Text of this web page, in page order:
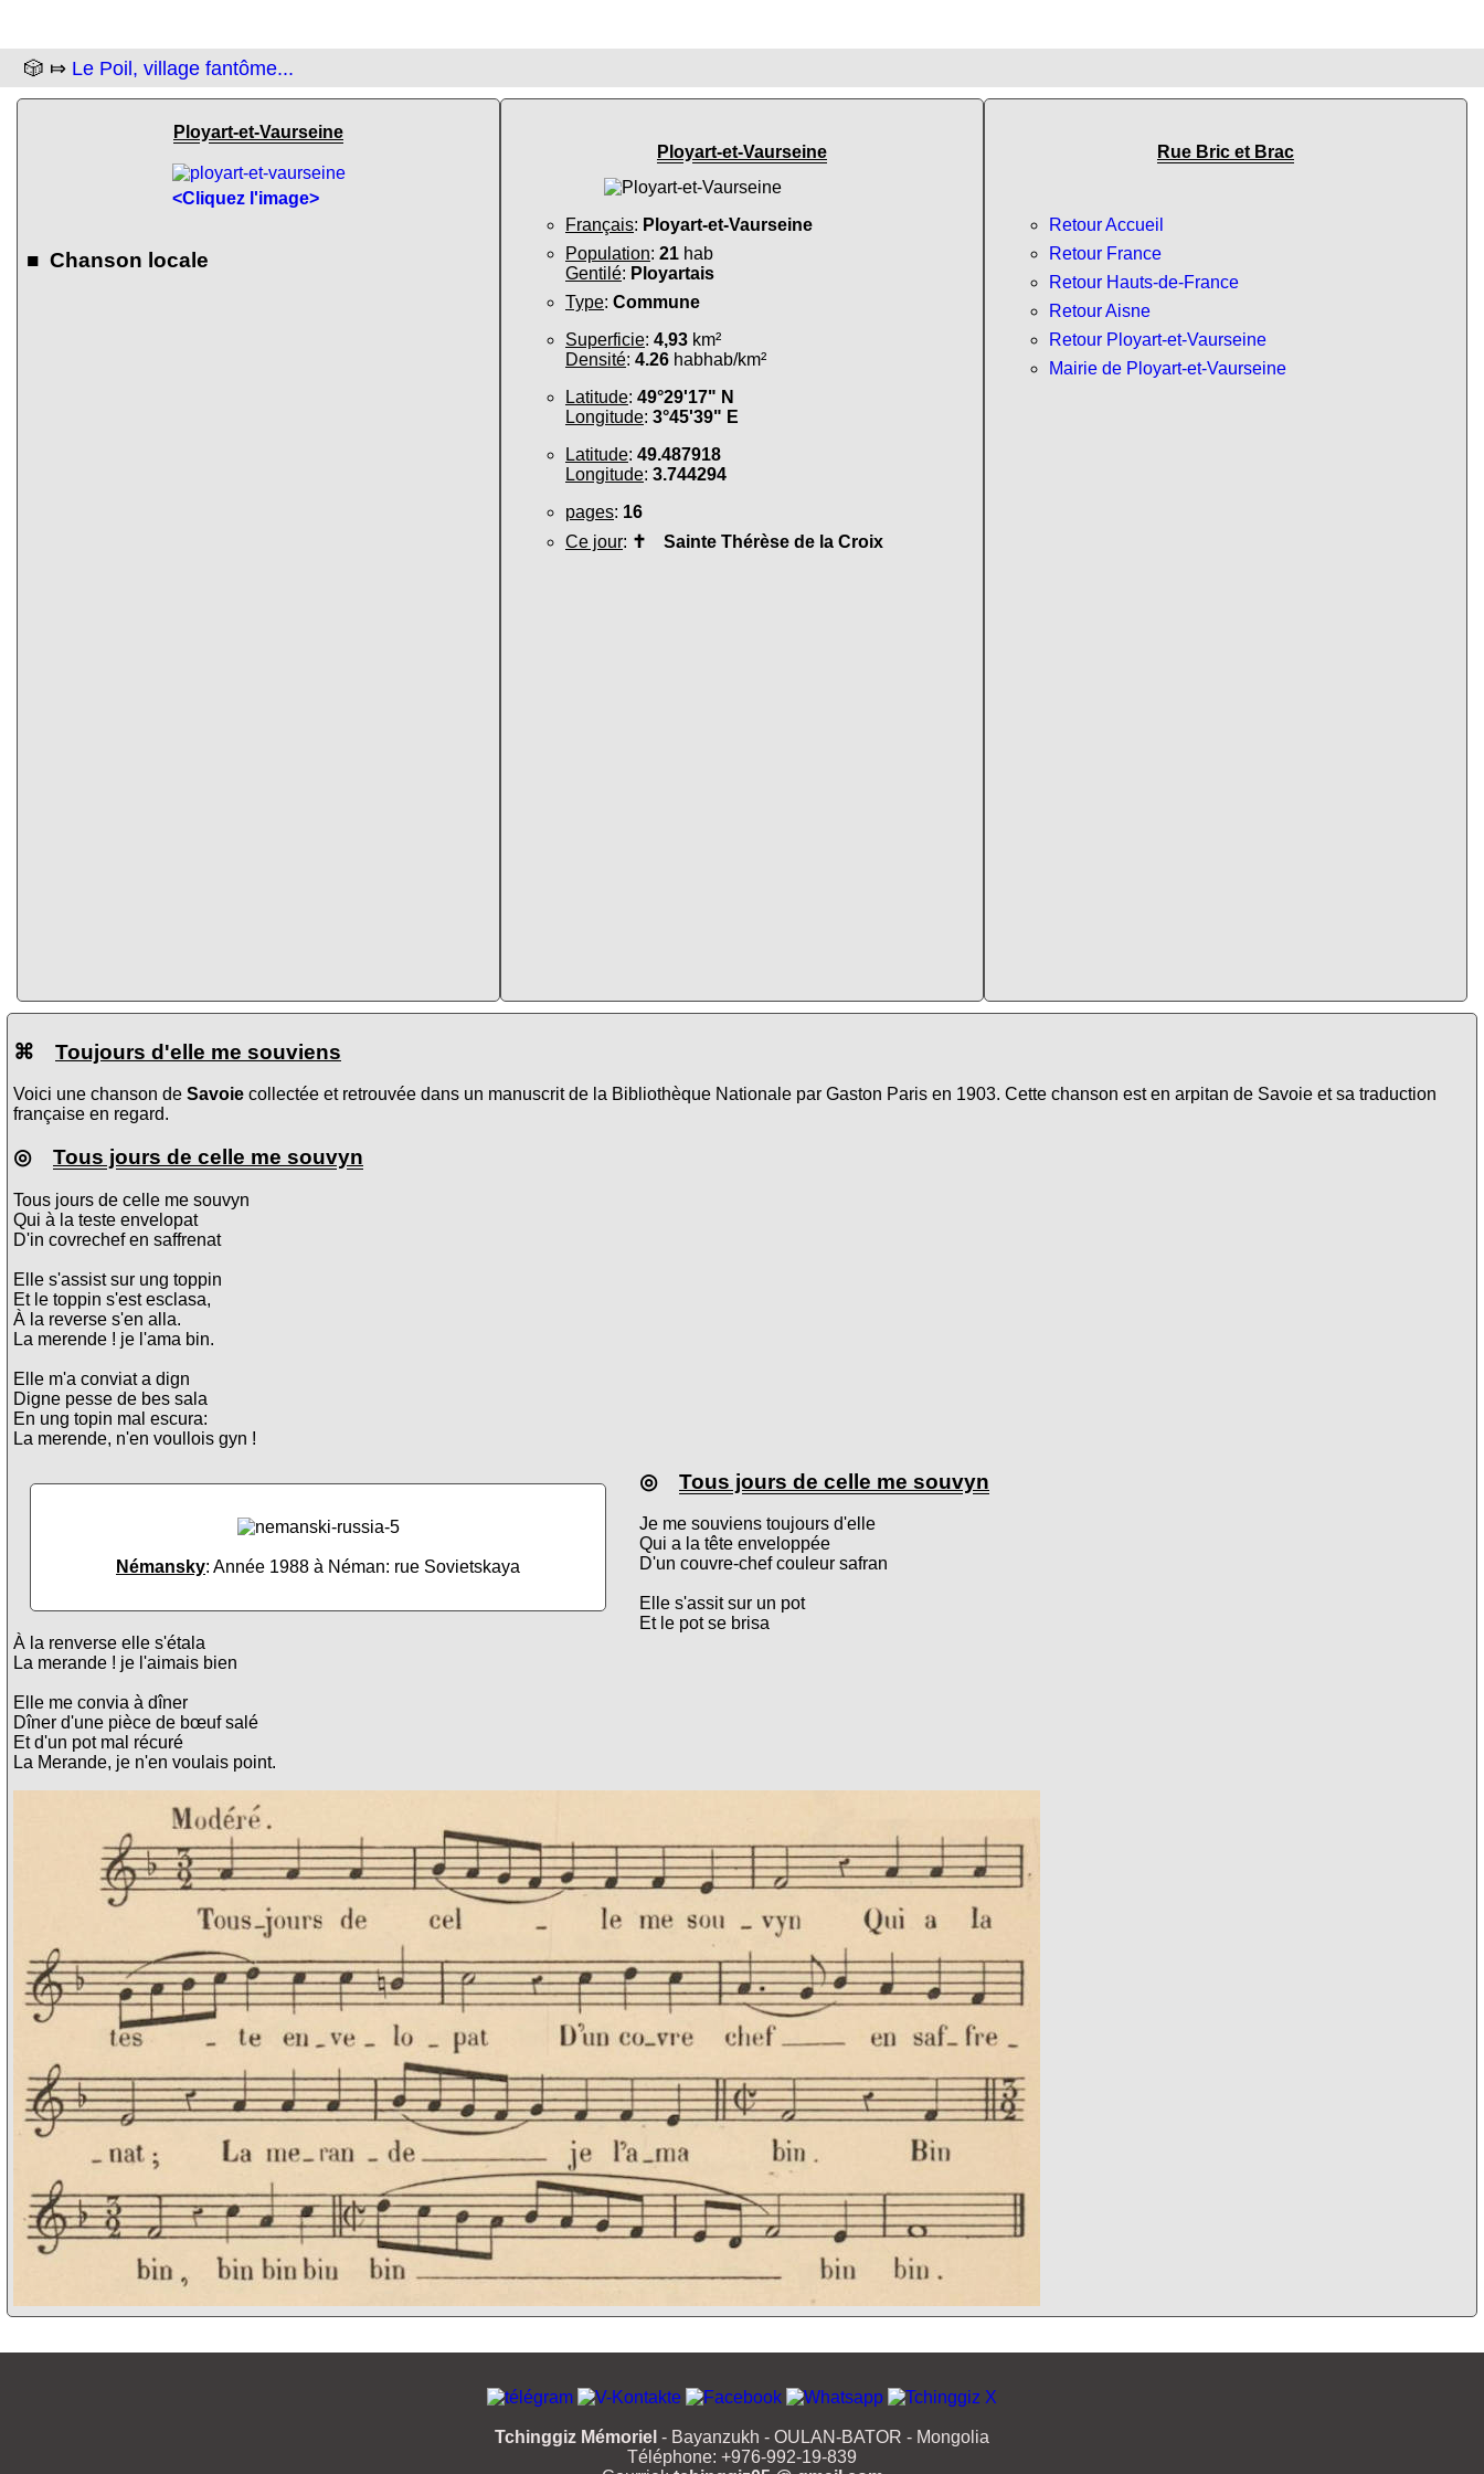
🎲 ⤇ Le Poil, village fantôme...
Ployart-et-Vaurseine
<Cliquez l'image>
■ Chanson locale
Ployart-et-Vaurseine
Français: Ployart-et-Vaurseine
Population: 21 hab
Gentilé: Ployartais
Type: Commune
Superficie: 4,93 km²
Densité: 4.26 habhab/km²
Latitude: 49°29'17" N
Longitude: 3°45'39" E
Latitude: 49.487918
Longitude: 3.744294
pages: 16
Ce jour: ✝ Sainte Thérèse de la Croix
Rue Bric et Brac
Retour Accueil
Retour France
Retour Hauts-de-France
Retour Aisne
Retour Ployart-et-Vaurseine
Mairie de Ployart-et-Vaurseine
⌘ Toujours d'elle me souviens
Voici une chanson de Savoie collectée et retrouvée dans un manuscrit de la Bibliothèque Nationale par Gaston Paris en 1903. Cette chanson est en arpitan de Savoie et sa traduction
française en regard.
◎ Tous jours de celle me souvyn
Tous jours de celle me souvyn
Qui à la teste envelopat
D'in covrechef en saffrenat
Elle s'assist sur ung toppin
Et le toppin s'est esclasa,
À la reverse s'en alla.
La merende ! je l'ama bin.
Elle m'a conviat a dign
Digne pesse de bes sala
En ung topin mal escura:
La merende, n'en voullois gyn !
Némansky: Année 1988 à Néman: rue Sovietskaya
◎ Tous jours de celle me souvyn
Je me souviens toujours d'elle
Qui a la tête enveloppée
D'un couvre-chef couleur safran
Elle s'assit sur un pot
Et le pot se brisa
À la renverse elle s'étala
La merande ! je l'aimais bien
Elle me convia à dîner
Dîner d'une pièce de bœuf salé
Et d'un pot mal récuré
La Merande, je n'en voulais point.
Tchinggiz Mémoriel - Bayanzukh - OULAN-BATOR - Mongolia
Téléphone: +976-992-19-839